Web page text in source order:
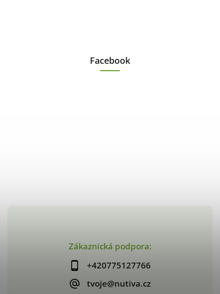
Zákaznická podpora:
+420775127766
tvoje@nutiva.cz
Facebook